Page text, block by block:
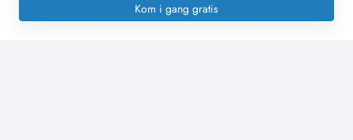
Kom i gang gratis